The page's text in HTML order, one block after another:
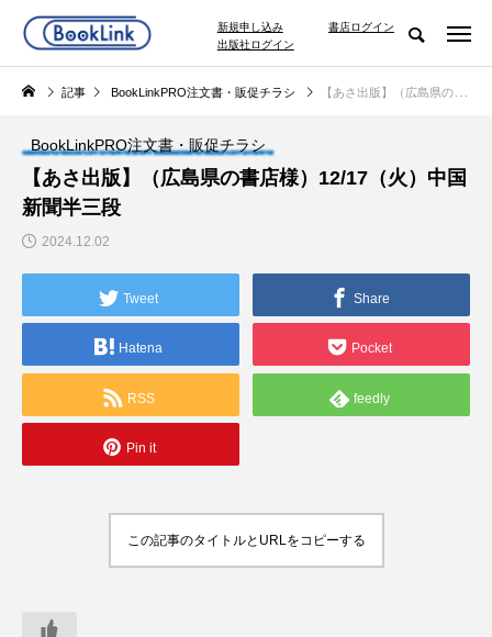
新規申し込み
書店ログイン
出版社ログイン
記事 BookLinkPRO注文書・販促チラシ 【あさ出版】（広島県の書店様）12/17（火）中国新聞半三段
BookLinkPRO注文書・販促チラシ
【あさ出版】（広島県の書店様）12/17（火）中国
新聞半三段
2024.12.02
Tweet Share
Hatena Pocket
RSS feedly
Pin it
この記事のタイトルとURLをコピーする